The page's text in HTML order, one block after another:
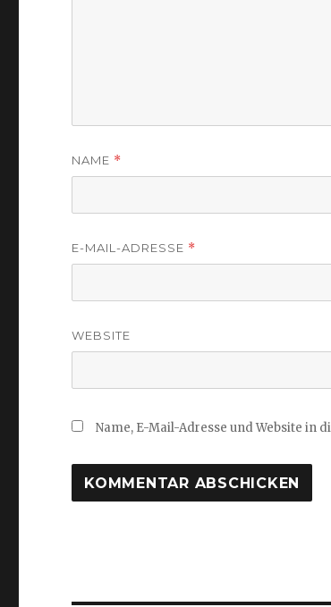
NAME *
E-MAIL-ADRESSE *
WEBSITE
Name, E-Mail-Adresse und Website in